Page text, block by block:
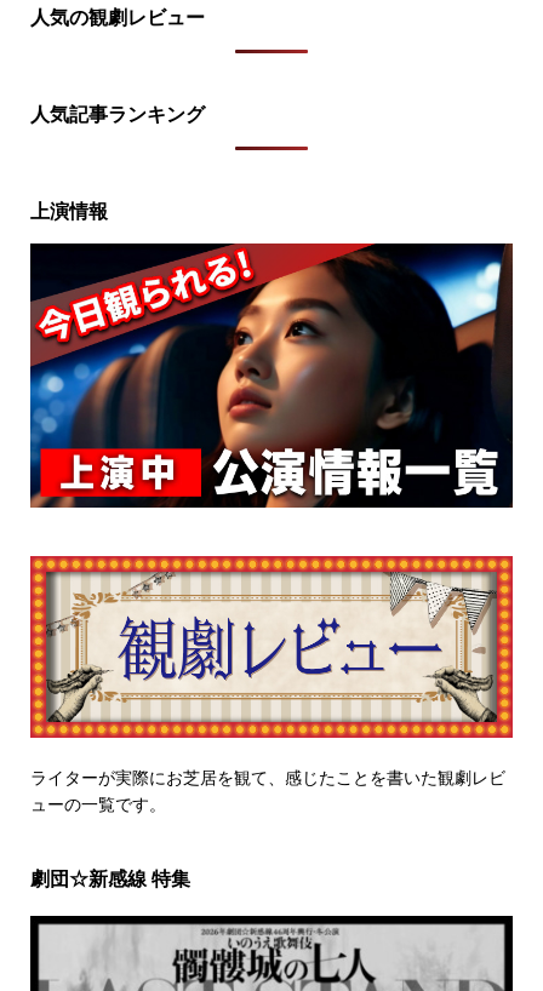
人気の観劇レビュー
人気記事ランキング
上演情報
ライターが実際にお芝居を観て、感じたことを書いた観劇レビ
ューの一覧です。
劇団☆新感線 特集